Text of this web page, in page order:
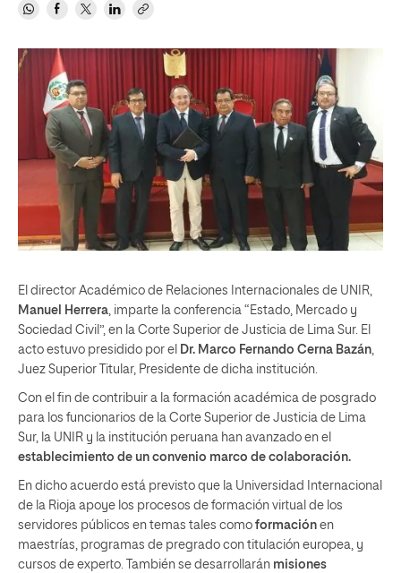
El director Académico de Relaciones Internacionales de UNIR,
Manuel Herrera, imparte la conferencia “Estado, Mercado y
Sociedad Civil”, en la Corte Superior de Justicia de Lima Sur. El
acto estuvo presidido por el Dr. Marco Fernando Cerna Bazán,
Juez Superior Titular, Presidente de dicha institución.
Con el fin de contribuir a la formación académica de posgrado
para los funcionarios de la Corte Superior de Justicia de Lima
Sur, la UNIR y la institución peruana han avanzado en el
establecimiento de un convenio marco de colaboración.
En dicho acuerdo está previsto que la Universidad Internacional
de la Rioja apoye los procesos de formación virtual de los
servidores públicos en temas tales como formación en
maestrías, programas de pregrado con titulación europea, y
cursos de experto. También se desarrollarán misiones